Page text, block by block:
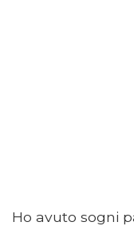
Ho avuto sogni